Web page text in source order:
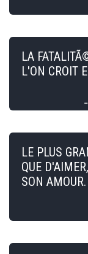
LA
L'ON CROIT
LE PLUS
QUE
SON AMOUR.